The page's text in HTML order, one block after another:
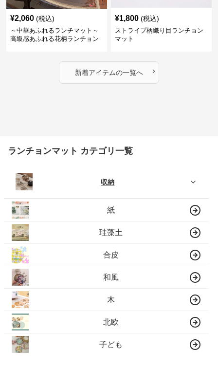
¥2,060 (税込)
～中華あふれるランチマット～
高級感あふれる花柄ランチョン
¥1,800 (税込)
ストライプ柄織り目ランチョン
マット
新着アイテムの一覧へ ›
ランチョンマット カテゴリ一覧
収納
紙
珪藻土
合皮
和風
木
北欧
子ども